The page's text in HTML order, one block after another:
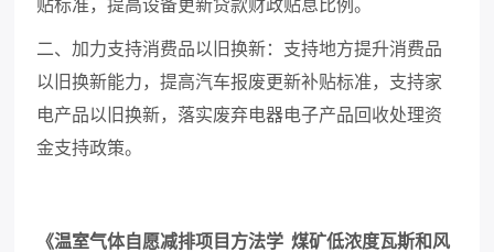
贴标准，提高设备更新贷款财政贴息比例。
二、加力支持消费品以旧换新： 支持地方提升消费品
以旧换新能力，提高汽车报废更新补贴标准， 支持家
电产品以旧换新， 落实废弃电器电子产品回收处理资
金支持政策。
《温室气体自愿减排项目方法学 煤矿低浓度瓦斯和风